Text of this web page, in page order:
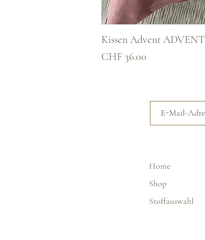
Kissen Advent ADVENT
Preis
CHF 36.00
Home
Shop
Stoffauswahl